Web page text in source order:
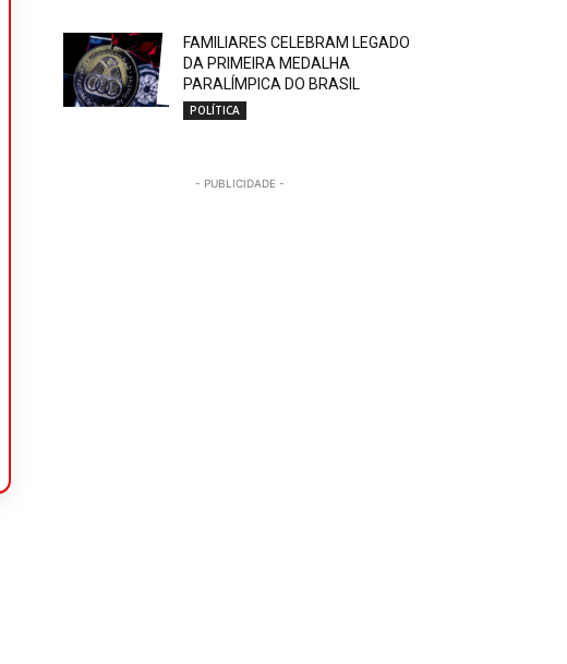
FAMILIARES CELEBRAM LEGADO
DA PRIMEIRA MEDALHA
PARALÍMPICA DO BRASIL
POLÍTICA
- PUBLICIDADE -